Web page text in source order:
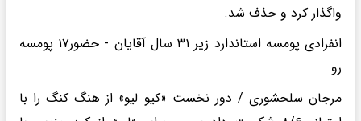
واگذار کرد و حذف شد.
انفرادی پومسه استاندارد زیر ۳۱ سال آقایان - حضور۱۷ پومسه
رو
مرجان سلحشوری / دور نخست «کیو لیو» از هنگ کنگ را با